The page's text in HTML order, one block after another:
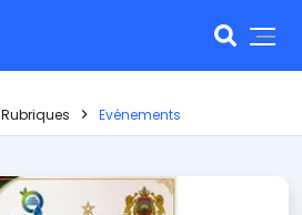
Rubriques Evénements